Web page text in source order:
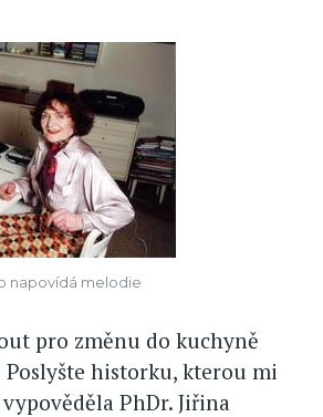
napovídá melodie
pro změnu do kuchyně
Poslyšte historku, kterou mi
PhDr. Jiřina